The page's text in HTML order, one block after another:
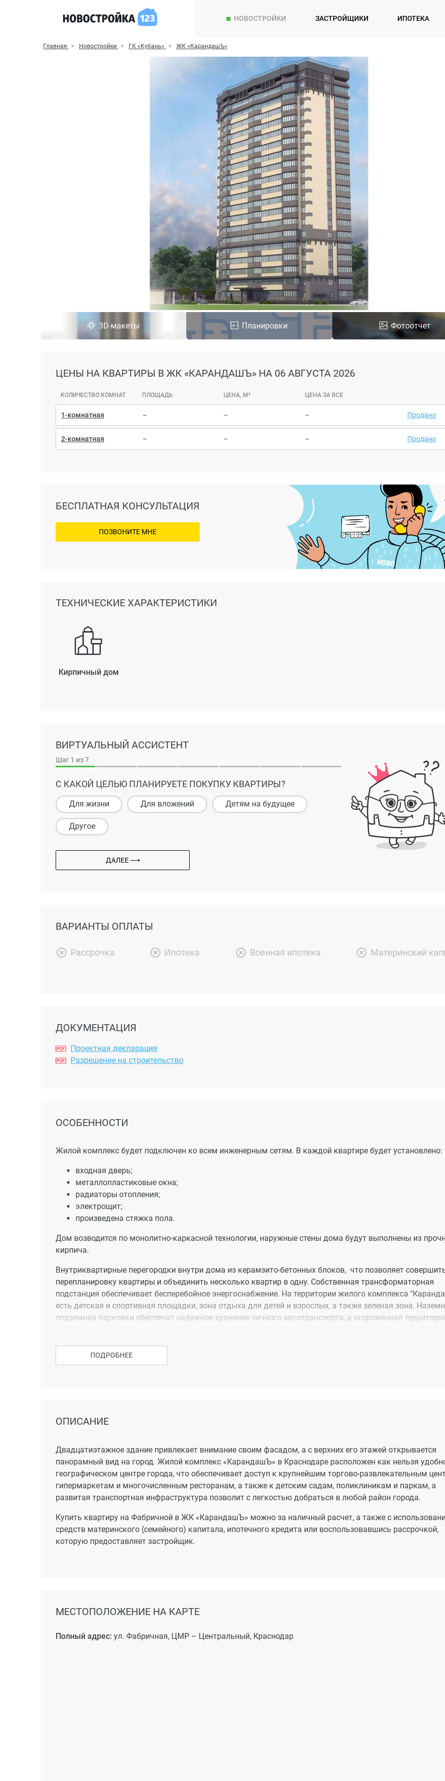
НОВОСТРОЙКИ ЗАСТРОЙЩИКИ ИПОТЕКА
Главная Новостройки ГК «Кубань» ЖК «КарандашЪ»
3D-макеты Планировки Фотоотчет
ЦЕНЫ НА КВАРТИРЫ В ЖК «КАРАНДАШЪ» НА 06 АВГУСТА 2026
КОЛИЧЕСТВО КОМНАТ ПЛОЩАДЬ ЦЕНА, М² ЦЕНА ЗА ВСЕ
1-комнатная – – – Продано
2-комнатная – – – Продано
БЕСПЛАТНАЯ КОНСУЛЬТАЦИЯ
ПОЗВОНИТЕ МНЕ
ТЕХНИЧЕСКИЕ ХАРАКТЕРИСТИКИ
Кирпичный дом
ВИРТУАЛЬНЫЙ АССИСТЕНТ
Шаг 1 из 7
С КАКОЙ ЦЕЛЬЮ ПЛАНИРУЕТЕ ПОКУПКУ КВАРТИРЫ?
Для жизни Для вложений Детям на будущее
Другое
ДАЛЕЕ ⟶
ВАРИАНТЫ ОПЛАТЫ
Рассрочка Ипотека Военная ипотека Материнский
ДОКУМЕНТАЦИЯ
Проектная декларация
Разрешение на строительство
ОСОБЕННОСТИ
Жилой комплекс будет подключен ко всем инженерным сетям. В каждой квартире будет установлено:
входная дверь;
металлопластиковые окна;
радиаторы отопления;
электрощит;
произведена стяжка пола.
Дом возводится по монолитно-каркасной технологии, наружные стены дома будут выполнены из
кирпича.
Внутриквартирные перегородки внутри дома из керамзито-бетонных блоков, что позволяет
перепланировку квартиры и объединить несколько квартир в одну. Собственная трансформаторная
подстанция обеспечивает бесперебойное энергоснабжение. На территории жилого комплекса
есть детская и спортивная площадки, зона отдыха для детей и взрослых, а также зеленая зона.
подземная парковки обеспечат надежное хранение личного автотранспорта, а огороженная
ПОДРОБНЕЕ
ОПИСАНИЕ
Двадцатиэтажное здание привлекает внимание своим фасадом, а с верхних его этажей открывается
панорамный вид на город. Жилой комплекс «КарандашЪ» в Краснодаре расположен как нельзя
географическом центре города, что обеспечивает доступ к крупнейшим торгово-развлекательным
гипермаркетам и многочисленным ресторанам, а также к детским садам, поликлиникам и паркам, а
развитая транспортная инфраструктура позволит с легкостью добраться в любой район города.
Купить квартиру на Фабричной в ЖК «КарандашЪ» можно за наличный расчет, а также с
средств материнского (семейного) капитала, ипотечного кредита или воспользовавшись рассрочкой,
которую предоставляет застройщик.
МЕСТОПОЛОЖЕНИЕ НА КАРТЕ
Полный адрес: ул. Фабричная, ЦМР – Центральный, Краснодар